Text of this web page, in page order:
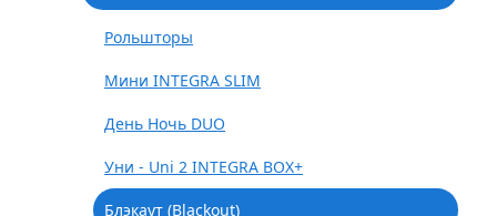
Рольшторы
Мини INTEGRA SLIM
День Ночь DUO
Уни - Uni 2 INTEGRA BOX+
Блэкаут (Blackout)